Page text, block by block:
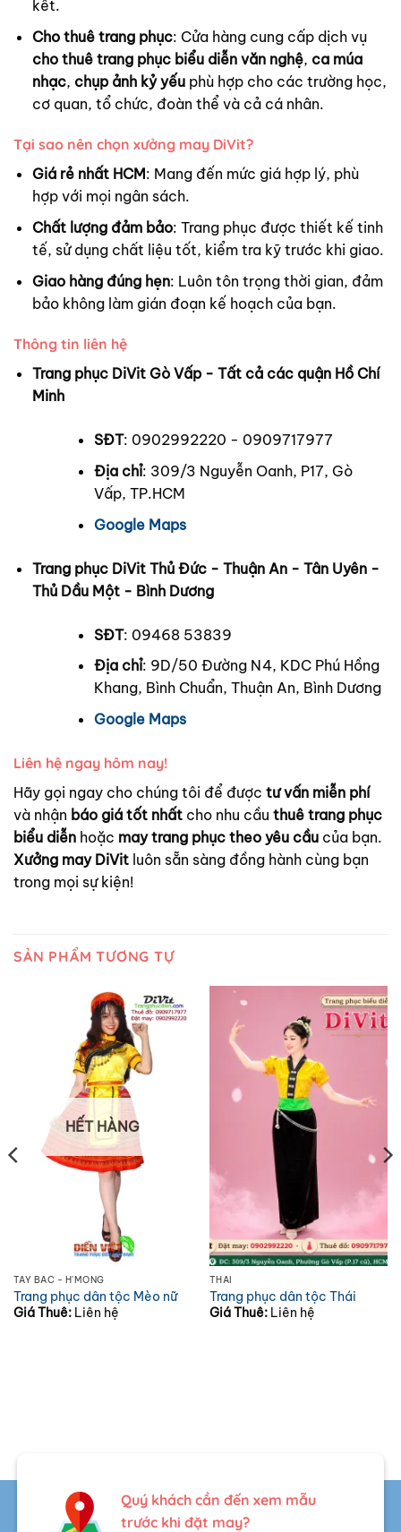
kết.
Cho thuê trang phục: Cửa hàng cung cấp dịch vụ
cho thuê trang phục biểu diễn văn nghệ, ca múa
nhạc, chụp ảnh kỷ yếuphù hợp cho các trường học,
cơ quan, tổ chức, đoàn thể và cả cá nhân.
Tại sao nên chọn xưởng may DiVit?
Giá rẻ nhất HCM: Mang đến mức giá hợp lý, phù
hợp với mọi ngân sách.
Chất lượng đảm bảo: Trang phục được thiết kế tinh
tế, sử dụng chất liệu tốt, kiểm tra kỹ trước khi giao.
Giao hàng đúng hẹn: Luôn tôn trọng thời gian, đảm
bảo không làm gián đoạn kế hoạch của bạn.
Thông tin liên hệ
Trang phục DiVit Gò Vấp - Tất cả các quận Hồ Chí
Minh
SĐT: 0902992220 - 0909717977
Địa chỉ: 309/3 Nguyễn Oanh, P17, Gò
Vấp, TP.HCM
Google Maps
Trang phục DiVit Thủ Đức - Thuận An - Tân Uyên -
Thủ Dầu Một - Bình Dương
SĐT: 09468 53839
Địa chỉ: 9D/50 Đường N4, KDC Phú Hồng
Khang, Bình Chuẩn, Thuận An, Bình Dương
Google Maps
Liên hệ ngay hôm nay!
Hãy gọi ngay cho chúng tôi để được tư vấn miễn phí
và nhận báo giá tốt nhất cho nhu cầu thuê trang phục
biểu diễn hoặc may trang phục theo yêu cầu của bạn.
Xưởng may DiVit luôn sẵn sàng đồng hành cùng bạn
trong mọi sự kiện!
SẢN PHẨM TƯƠNG TỰ
HẾT HÀNG
TÂY BẮC - H'MÔNG
Trang phục dân tộc Mèo nữ
Giá Thuê: Liên hệ
THÁI
Trang phục dân tộc Thái
Giá Thuê: Liên hệ
Quý khách cần đến xem mẫu
trước khi đặt may?